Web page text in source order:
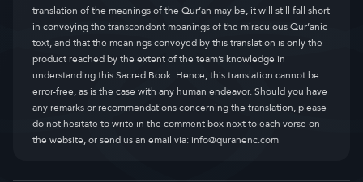
translation of the meanings of the Qur’an may be, it will still fall short
in conveying the transcendent meanings of the miraculous Qur’anic
text, and that the meanings conveyed by this translation is only the
product reached by the extent of the team’s knowledge in
understanding this Sacred Book. Hence, this translation cannot be
error-free, as is the case with any human endeavor. Should you have
any remarks or recommendations concerning the translation, please
do not hesitate to write in the comment box next to each verse on
the website, or send us an email via:info@quranenc.com